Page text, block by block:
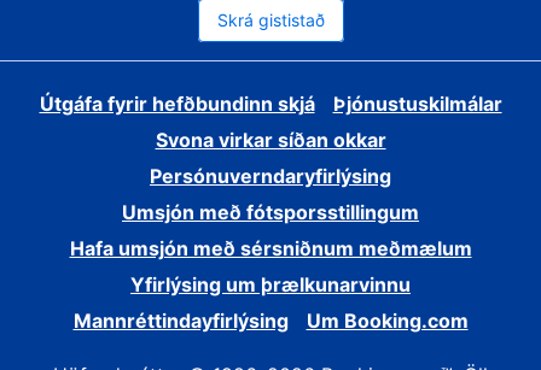
Skrá gististað
Útgáfa fyrir hefðbundinn skjá
Þjónustuskilmálar
Svona virkar síðan okkar
Persónuverndaryfirlýsing
Umsjón með fótsporsstillingum
Hafa umsjón með sérsniðnum meðmælum
Yfirlýsing um þrælkunarvinnu
Mannréttindayfirlýsing
Um Booking.com